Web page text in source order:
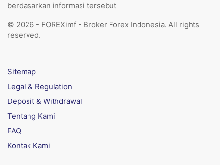
berdasarkan informasi tersebut
© 2026 - FOREXimf - Broker Forex Indonesia. All rights
reserved.
Sitemap
Legal & Regulation
Deposit & Withdrawal
Tentang Kami
FAQ
Kontak Kami